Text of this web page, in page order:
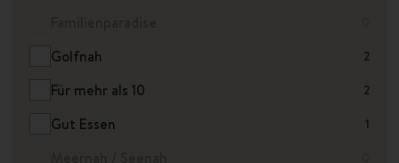
Golfnah 2
Für mehr als 10 2
Gut Essen 1